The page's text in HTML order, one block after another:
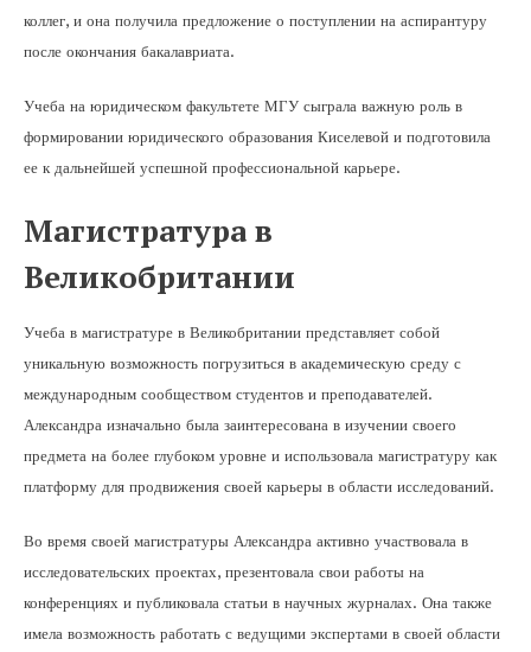
коллег, и она получила предложение о поступлении на аспирантуру
после окончания бакалавриата.
Учеба на юридическом факультете МГУ сыграла важную роль в
формировании юридического образования Киселевой и подготовила
ее к дальнейшей успешной профессиональной карьере.
Магистратура в
Великобритании
Учеба в магистратуре в Великобритании представляет собой
уникальную возможность погрузиться в академическую среду с
международным сообществом студентов и преподавателей.
Александра изначально была заинтересована в изучении своего
предмета на более глубоком уровне и использовала магистратуру как
платформу для продвижения своей карьеры в области исследований.
Во время своей магистратуры Александра активно участвовала в
исследовательских проектах, презентовала свои работы на
конференциях и публиковала статьи в научных журналах. Она также
имела возможность работать с ведущими экспертами в своей области